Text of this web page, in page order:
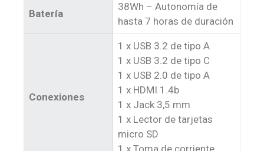
Batería
38Wh – Autonomía de
hasta 7 horas de duración
Conexiones
1 x USB 3.2 de tipo A
1 x USB 3.2 de tipo C
1 x USB 2.0 de tipo A
1 x HDMI 1.4b
1 x Jack 3,5 mm
1 x Lector de tarjetas
micro SD